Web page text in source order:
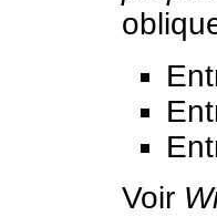
Voir